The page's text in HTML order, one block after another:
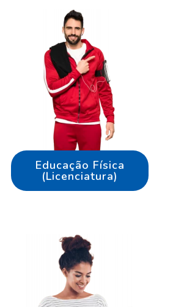
Educação Física
(Licenciatura)